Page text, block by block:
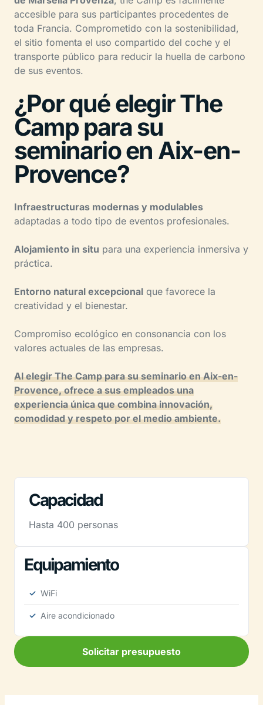
accesible para sus participantes procedentes de
toda Francia. Comprometido con la sostenibilidad,
el sitio fomenta el uso compartido del coche y el
transporte público para reducir la huella de carbono
de sus eventos.
¿Por qué elegir The
Camp para su
seminario en Aix-en-
Provence?
Infraestructuras modernas y modulables
adaptadas a todo tipo de eventos profesionales.
Alojamiento in situ para una experiencia inmersiva y
práctica.
Entorno natural excepcional que favorece la
creatividad y el bienestar.
Compromiso ecológico en consonancia con los
valores actuales de las empresas.
Al elegir The Camp para su seminario en Aix-en-
Provence, ofrece a sus empleados una
experiencia única que combina innovación,
comodidad y respeto por el medio ambiente.
Capacidad
Hasta 400 personas
Equipamiento
WiFi
Aire acondicionado
Solicitar presupuesto